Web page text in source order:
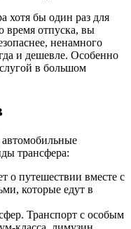
хотя бы один раз для
время отпуска, вы
ненамного
и дешевле. Особенно
в большом
автомобильные
трансфера:
о путешествии вместе с
которые едут в
Транспорт с особым